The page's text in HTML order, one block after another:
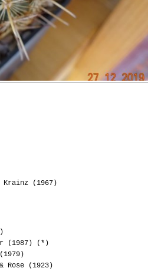
Krainz (1967)
(1987) (*)
Rose (1923)